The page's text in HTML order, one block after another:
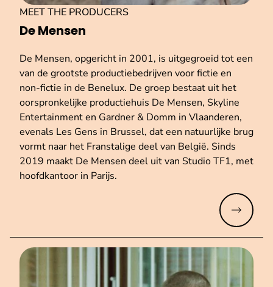
De Mensen
MEET THE PRODUCERS
De Mensen, opgericht in 2001, is uitgegroeid tot een
van de grootste productiebedrijven voor fictie en
non-fictie in de Benelux. De groep bestaat uit het
oorspronkelijke productiehuis De Mensen, Skyline
Entertainment en Gardner & Domm in Vlaanderen,
evenals Les Gens in Brussel, dat een natuurlijke brug
vormt naar het Franstalige deel van België. Sinds
2019 maakt De Mensen deel uit van Studio TF1, met
hoofdkantoor in Parijs.
Meer